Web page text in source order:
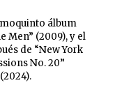
álbum
Men” (2009), y el
de “New York
No. 20”